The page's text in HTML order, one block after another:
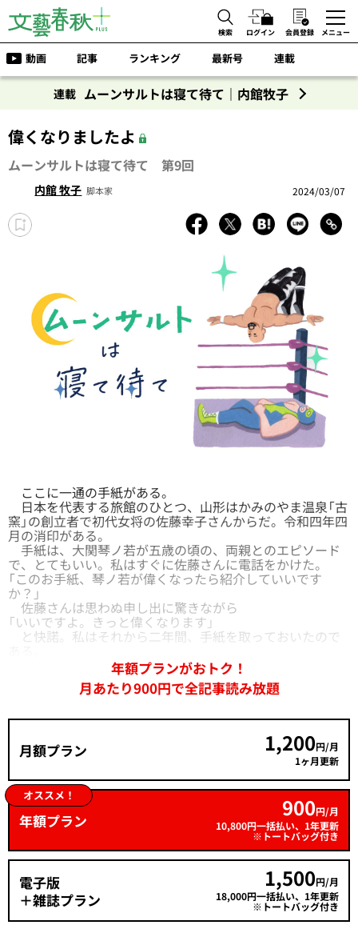
検索 ログイン 会員登録 メニュー
動画 記事 ランキング 最新号 連載
連載 ムーンサルトは寝て待て｜内館牧子
偉くなりましたよ
ムーンサルトは寝て待て 第9回
内館 牧子 脚本家 2024/03/07
ここに一通の手紙がある。
日本を代表する旅館のひとつ、山形はかみのやま温泉「古
窯」の創立者で初代女将の佐藤幸子さんからだ。令和四年四
月の消印がある。
手紙は、大関琴ノ若が五歳の頃の、両親とのエピソード
で、とてもいい。私はすぐに佐藤さんに電話をかけた。
「このお手紙、琴ノ若が偉くなったら紹介していいです
か？」
佐藤さんは思わぬ申し出に驚きながら
「いいですよ。きっと偉くなります」
と快諾。私はそれから二年間、手紙を取っておいたので
年額プランがおトク！
月あたり900円で全記事読み放題
月額プラン 1,200円/月
1ヶ月更新
オススメ！
年額プラン 900円/月
10,800円一括払い、1年更新
※トートバッグ付き
電子版
＋雑誌プラン
1,500円/月
18,000円一括払い、1年更新
※トートバッグ付き